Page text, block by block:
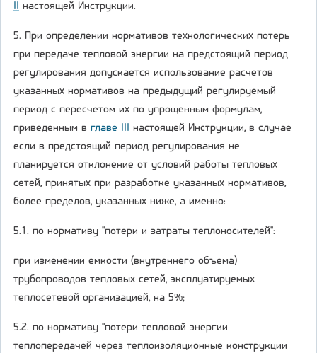
настоящей Инструкции.
5. При определении нормативов технологических потерь
при передаче тепловой энергии на предстоящий период
регулирования допускается использование расчетов
указанных нормативов на предыдущий регулируемый
период с пересчетом их по упрощенным формулам,
приведенным в главе III
настоящей Инструкции, в случае
если в предстоящий период регулирования не
планируется отклонение от условий работы тепловых
сетей, принятых при разработке указанных нормативов,
более пределов, указанных ниже, а именно:
5.1. по нормативу "потери и затраты теплоносителей":
при изменении емкости (внутреннего объема)
трубопроводов тепловых сетей, эксплуатируемых
теплосетевой организацией, на 5%;
5.2. по нормативу "потери тепловой энергии
теплопередачей через теплоизоляционные конструкции